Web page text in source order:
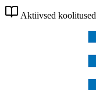
Aktiivsed koolitused